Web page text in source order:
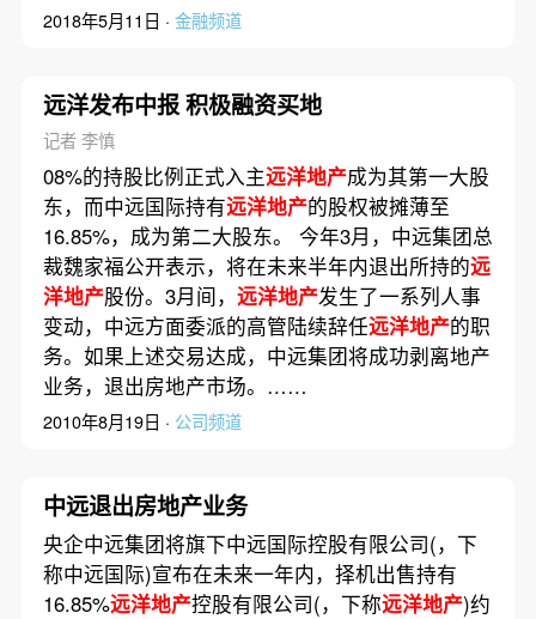
2018年5月11日 · 金融频道
远洋发布中报 积极融资买地
记者 李慎
08%的持股比例正式入主远洋地产成为其第一大股
东，而中远国际持有远洋地产的股权被摊薄至
16.85%，成为第二大股东。 今年3月，中远集团总
裁魏家福公开表示，将在未来半年内退出所持的远
洋地产股份。3月间， 远洋地产发生了一系列人事
变动，中远方面委派的高管陆续辞任远洋地产的职
务。如果上述交易达成，中远集团将成功剥离地产
业务，退出房地产市场。……
2010年8月19日 · 公司频道
中远退出房地产业务
央企中远集团将旗下中远国际控股有限公司(，下
称中远国际)宣布在未来一年内，择机出售持有
16.85%远洋地产控股有限公司(，下称远洋地产)约